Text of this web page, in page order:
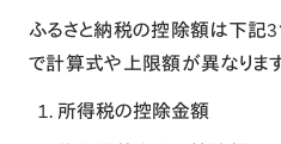
ふるさと納税の控除額は下記3
で計算式や上限額が異なります
所得税の控除金額